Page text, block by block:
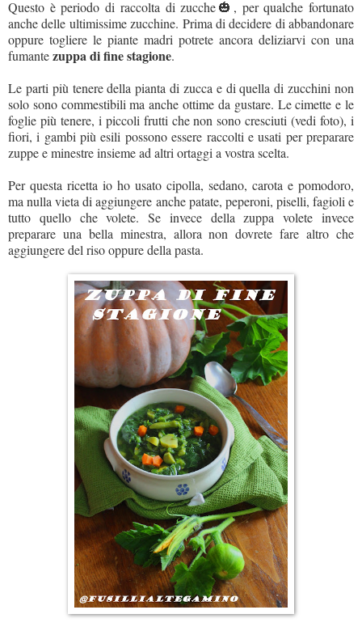
Questo è periodo di raccolta di zucche🎃, per qualche fortunato
anche delle ultimissime zucchine. Prima di decidere di abbandonare
oppure togliere le piante madri potrete ancora deliziarvi con una
fumantezuppa di fine stagione.
Le parti più tenere della pianta di zucca e di quella di zucchini non
solo sono commestibili ma anche ottime da gustare. Le cimette e le
foglie più tenere, i piccoli frutti che non sono cresciuti (vedi foto), i
fiori, i gambi più esili possono essere raccolti e usati per preparare
zuppe e minestre insieme ad altri ortaggi a vostra scelta.
Per questa ricetta io ho usato cipolla, sedano, carota e pomodoro,
ma nulla vieta di aggiungere anche patate, peperoni, piselli, fagioli e
tutto quello che volete. Se invece della zuppa volete invece
preparare una bella minestra, allora non dovrete fare altro che
aggiungere del riso oppure della pasta.